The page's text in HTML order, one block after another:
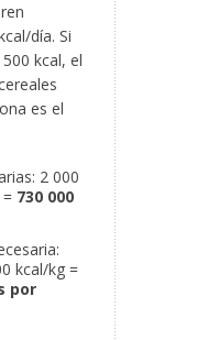
día. Si
kcal, el
es el
2 000
730 000
kcal/kg =
por